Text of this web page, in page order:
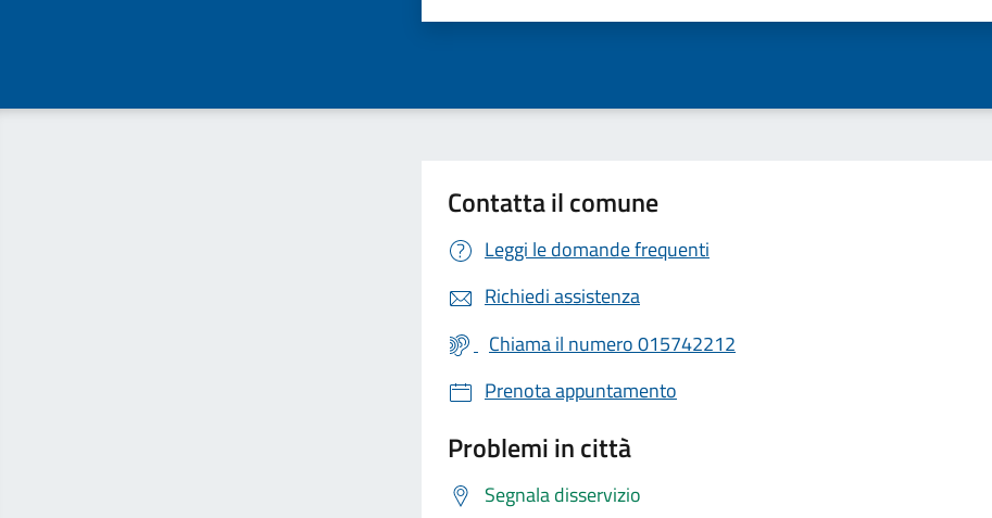
Contatta il comune
Leggi le domande frequenti
Richiedi assistenza
Chiama il numero 015742212
Prenota appuntamento
Problemi in città
Segnala disservizio